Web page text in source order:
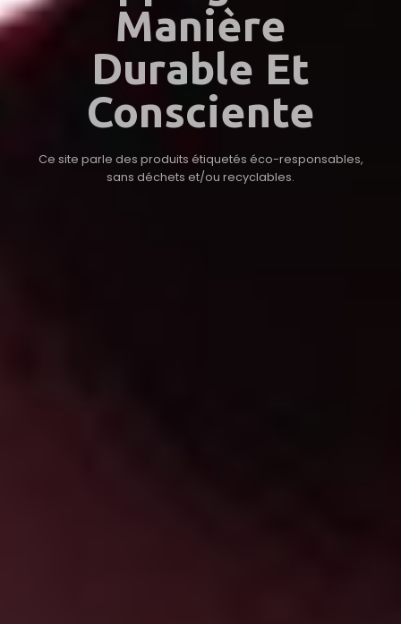
Manière
Durable Et
Consciente
Ce site parle des produits étiquetés éco-responsables,
sans déchets et/ou recyclables.